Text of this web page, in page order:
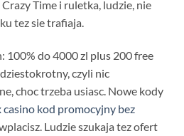
Time i ruletka, ludzie, nie
tez sie trafiaja.
100% do 4000 zl plus 200 free
czyli nic
choc trzeba usiasc. Nowe kody
casino kod promocyjny bez
Ludzie szukaja tez ofert